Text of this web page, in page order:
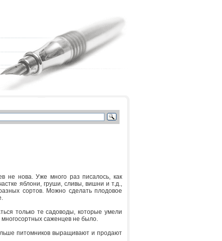
не нова. Уже много раз писалось, как
яблони, груши, сливы, вишни и т.д.,
сортов. Можно сделать плодовое
только те садоводы, которые умели
многосортных саженцев не было.
питомников выращивают и продают